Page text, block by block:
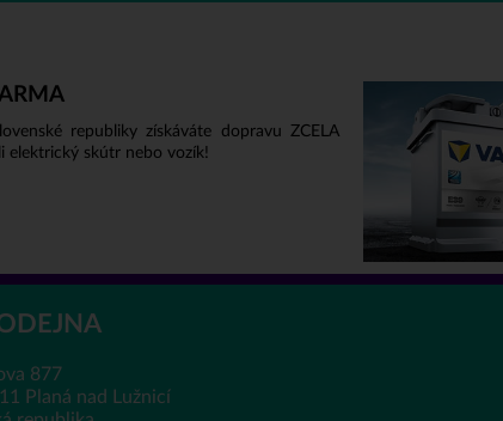
republiky získáváte dopravu ZCELA
elektrický skútr nebo vozík!
877
Planá nad Lužnicí